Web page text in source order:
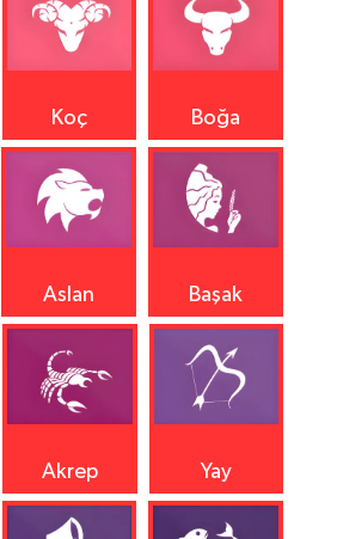
Koç Boğa
Aslan Başak
Akrep Yay